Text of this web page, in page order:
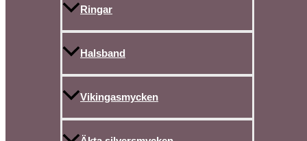
Ringar
Halsband
Vikingasmycken